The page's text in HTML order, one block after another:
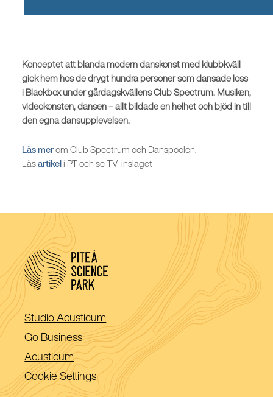
Konceptet att blanda modern danskonst med klubbkväll
gick hem hos de drygt hundra personer som dansade loss
i Blackbox under gårdagskvällens Club Spectrum. Musiken,
videokonsten, dansen – allt bildade en helhet och bjöd in till
den egna dansupplevelsen.
Läs merom Club Spectrum och Danspoolen.
Läs artikel i PT och se TV-inslaget
Studio Acusticum (Öppnas
i
ett
nytt
fönster)
Go Business(Öppnas
i
ett
nytt
Acusticum(Öppnas
i
ett
Cookie Settings